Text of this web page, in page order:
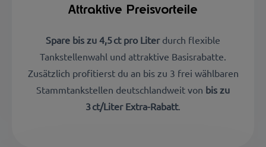
Attraktive Preisvorteile
Spare bis zu 4,5 ct pro Literdurch flexible
Tankstellenwahl und attraktive Basisrabatte.
Zusätzlich profitierst du an bis zu 3 frei wählbaren
Stammtankstellen deutschlandweit von bis zu
3 ct/Liter Extra-Rabatt.